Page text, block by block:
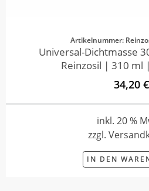
Artikelnummer:
Universal-Dichtmasse
Reinzosil | 310 ml
34,20 €
inkl. 20 %
zzgl.
IN DEN